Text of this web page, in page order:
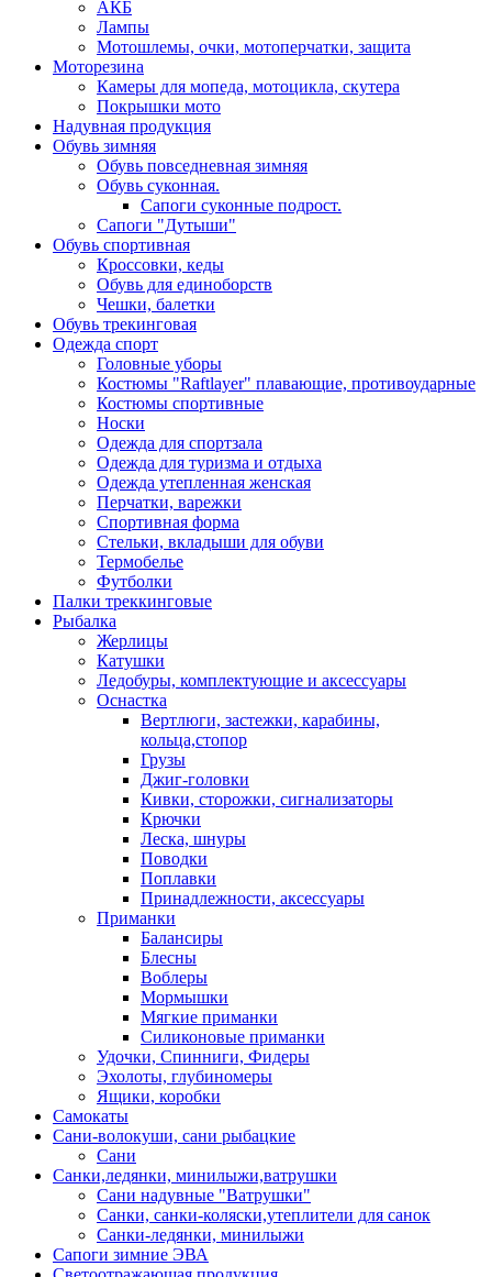
АКБ
Лампы
Мотошлемы, очки, мотоперчатки, защита
Моторезина
Камеры для мопеда, мотоцикла, скутера
Покрышки мото
Надувная продукция
Обувь зимняя
Обувь повседневная зимняя
Обувь суконная.
Сапоги суконные подрост.
Сапоги "Дутыши"
Обувь спортивная
Кроссовки, кеды
Обувь для единоборств
Чешки, балетки
Обувь трекинговая
Одежда спорт
Головные уборы
Костюмы "Raftlayer" плавающие, противоударные
Костюмы спортивные
Носки
Одежда для спортзала
Одежда для туризма и отдыха
Одежда утепленная женская
Перчатки, варежки
Спортивная форма
Стельки, вкладыши для обуви
Термобелье
Футболки
Палки треккинговые
Рыбалка
Жерлицы
Катушки
Ледобуры, комплектующие и аксессуары
Оснастка
Вертлюги, застежки, карабины,
кольца,стопор
Грузы
Джиг-головки
Кивки, сторожки, сигнализаторы
Крючки
Леска, шнуры
Поводки
Поплавки
Принадлежности, аксессуары
Приманки
Балансиры
Блесны
Воблеры
Мормышки
Мягкие приманки
Силиконовые приманки
Удочки, Спинниги, Фидеры
Эхолоты, глубиномеры
Ящики, коробки
Самокаты
Сани-волокуши, сани рыбацкие
Сани
Санки,ледянки, минилыжи,ватрушки
Сани надувные "Ватрушки"
Санки, санки-коляски,утеплители для санок
Санки-ледянки, минилыжи
Сапоги зимние ЭВА